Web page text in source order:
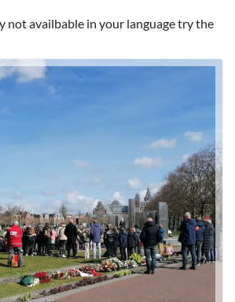
not availbable in your language try the